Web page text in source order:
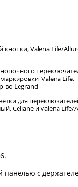
Valena Life/
Valena Life,
во Legrand
для
Celiane и Valena Life/
панелью с